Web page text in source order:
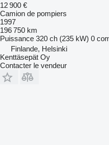
12 900 €
Camion de pompiers
1997
196 750 km
Puissance 320 ch (235 kW) 0
Finlande, Helsinki
Kenttäsepät Oy
Contacter le vendeur